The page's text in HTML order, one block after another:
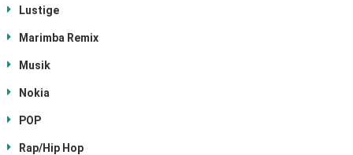
Lustige
Marimba Remix
Musik
Nokia
POP
Rap/Hip Hop